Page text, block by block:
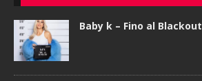
Baby k – Fino al Blackout